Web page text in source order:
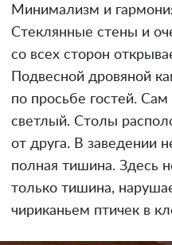
Минимализм и
Стеклянные стены и
со всех сторон
Подвесной дровяной
по просьбе гостей.
светлый. Столы
от друга. В заведении
полная тишина. Здесь
только тишина,
чириканьем птичек в